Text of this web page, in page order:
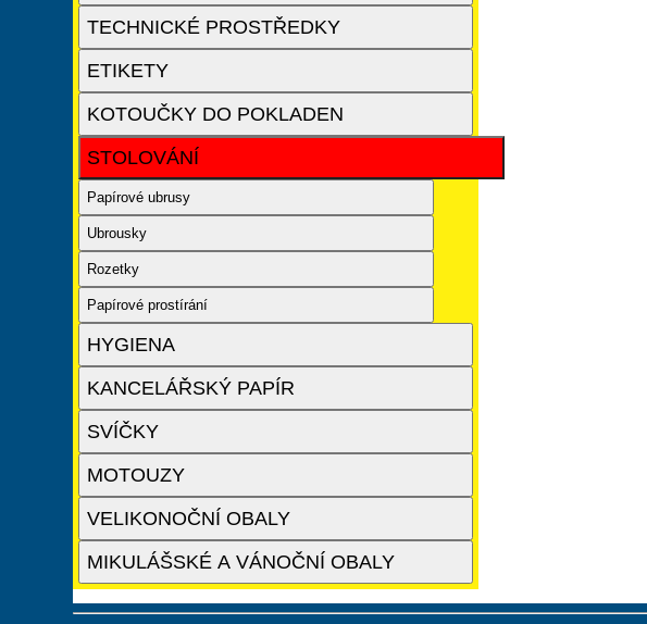
TECHNICKÉ PROSTŘEDKY
ETIKETY
KOTOUČKY DO POKLADEN
STOLOVÁNÍ
Papírové ubrusy
Ubrousky
Rozetky
Papírové prostírání
HYGIENA
KANCELÁŘSKÝ PAPÍR
SVÍČKY
MOTOUZY
VELIKONOČNÍ OBALY
MIKULÁŠSKÉ A VÁNOČNÍ OBALY